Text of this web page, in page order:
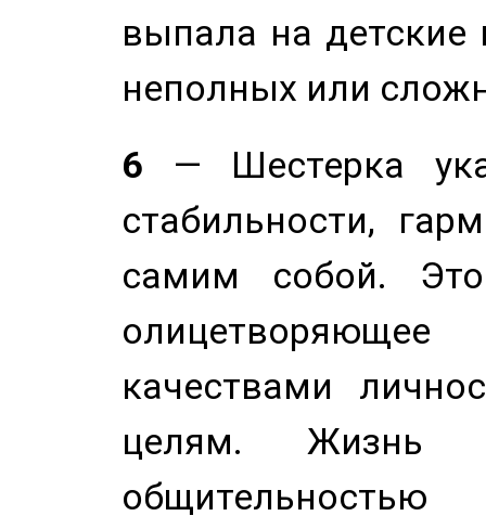
выпала на детские
неполных или
6 — Шестерка
стабильности,
самим собой.
качествами
целям. Жизнь